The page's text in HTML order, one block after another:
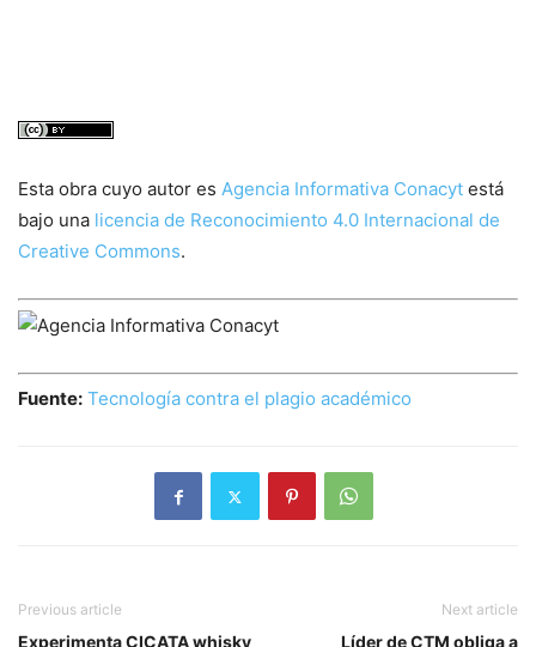
Esta obra cuyo autor es Agencia Informativa Conacyt está
bajo una licencia de Reconocimiento 4.0 Internacional de
Creative Commons.
Fuente: Tecnología contra el plagio académico
Previous article
Experimenta CICATA whisky
Next article
Líder de CTM obliga a